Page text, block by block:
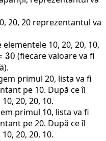
20, 20 reprezentantul va
10, 20, 20, 10,
30 (fiecare valoare va fi
primul 20, lista va fi
pe 10. După ce îl
20, 20, 10.
primul 10, lista va fi
pe 20. După ce îl
20, 20, 10.